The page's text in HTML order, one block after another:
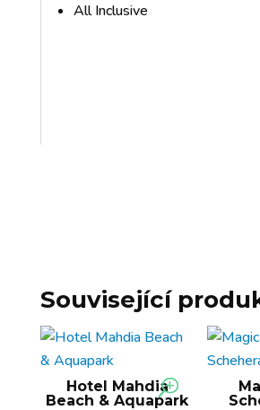
All Inclusive
Související
Hotel Mahdia
Beach & Aquapark